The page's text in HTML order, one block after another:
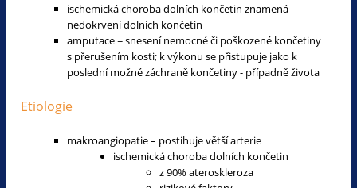
ischemická choroba dolních končetin znamená
nedokrvení dolních končetin
amputace = snesení nemocné či poškozené končetiny
s přerušením kosti; k výkonu se přistupuje jako k
poslední možné záchraně končetiny - případně života
Etiologie
makroangiopatie – postihuje větší arterie
ischemická choroba dolních končetin
z 90% ateroskleroza